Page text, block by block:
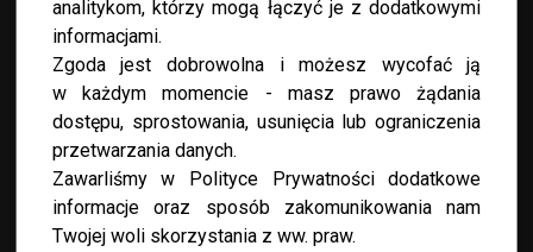
analitykom, którzy mogą łączyć je z dodatkowymi
informacjami.
Zgoda jest dobrowolna i możesz wycofać ją
w każdym momencie - masz prawo żądania
dostępu, sprostowania, usunięcia lub ograniczenia
przetwarzania danych.
Zawarliśmy w Polityce Prywatności dodatkowe
informacje oraz sposób zakomunikowania nam
Twojej woli skorzystania z ww. praw.